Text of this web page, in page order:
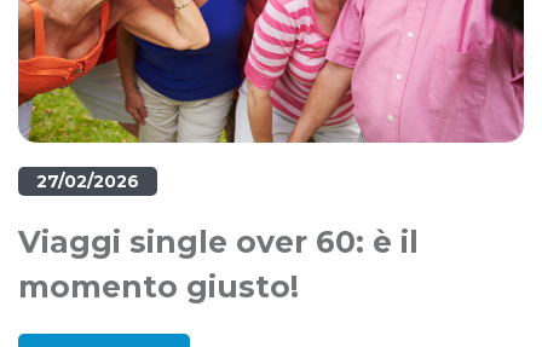
27/02/2026
Viaggi single over 60: è il
momento giusto!